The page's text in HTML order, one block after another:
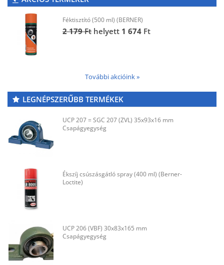
Féktisztító (500 ml) (BERNER)
2 179 Ft helyett 1 674 Ft
További akcióink »
LEGNÉPSZERŰBB TERMÉKEK
UCP 207 = SGC 207 (ZVL) 35x93x16 mm
Csapágyegység
Ékszíj csúszásgátló spray (400 ml) (Berner-
Loctite)
UCP 206 (VBF) 30x83x165 mm
Csapágyegység